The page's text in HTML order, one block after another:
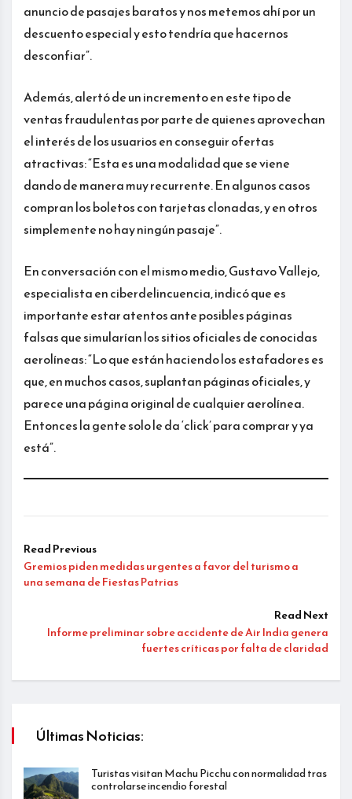
anuncio de pasajes baratos y nos metemos ahí por un
descuento especial y esto tendría que hacernos
desconfiar”.
Además, alertó de un incremento en este tipo de
ventas fraudulentas por parte de quienes aprovechan
el interés de los usuarios en conseguir ofertas
atractivas: “Esta es una modalidad que se viene
dando de manera muy recurrente. En algunos casos
compran los boletos con tarjetas clonadas, y en otros
simplemente no hay ningún pasaje”.
En conversación con el mismo medio, Gustavo Vallejo,
especialista en ciberdelincuencia, indicó que es
importante estar atentos ante posibles páginas
falsas que simularían los sitios oficiales de conocidas
aerolíneas: “Lo que están haciendo los estafadores es
que, en muchos casos, suplantan páginas oficiales, y
parece una página original de cualquier aerolínea.
Entonces la gente solo le da ‘click’ para comprar y ya
está”.
Read Previous
Gremios piden medidas urgentes a favor del turismo a
una semana de Fiestas Patrias
Read Next
Informe preliminar sobre accidente de Air India genera
fuertes críticas por falta de claridad
Últimas Noticias:
Turistas visitan Machu Picchu con normalidad tras
controlarse incendio forestal